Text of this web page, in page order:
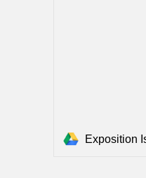
Exposition